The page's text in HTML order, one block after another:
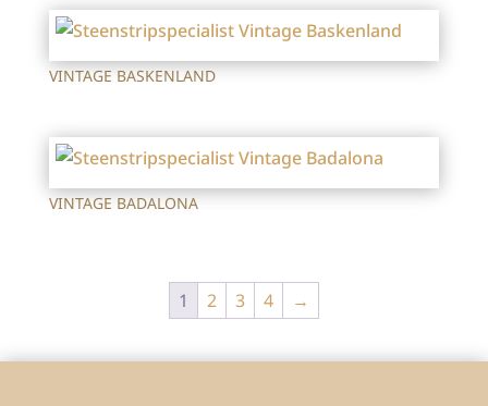
VINTAGE BASKENLAND
VINTAGE BADALONA
1 2 3 4 →